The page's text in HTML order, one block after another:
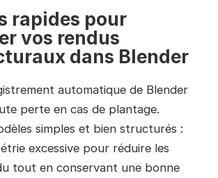
rapides pour
vos rendus
dans Blender
automatique de Blender
perte en cas de plantage.
simples et bien structurés :
excessive pour réduire les
tout en conservant une bonne